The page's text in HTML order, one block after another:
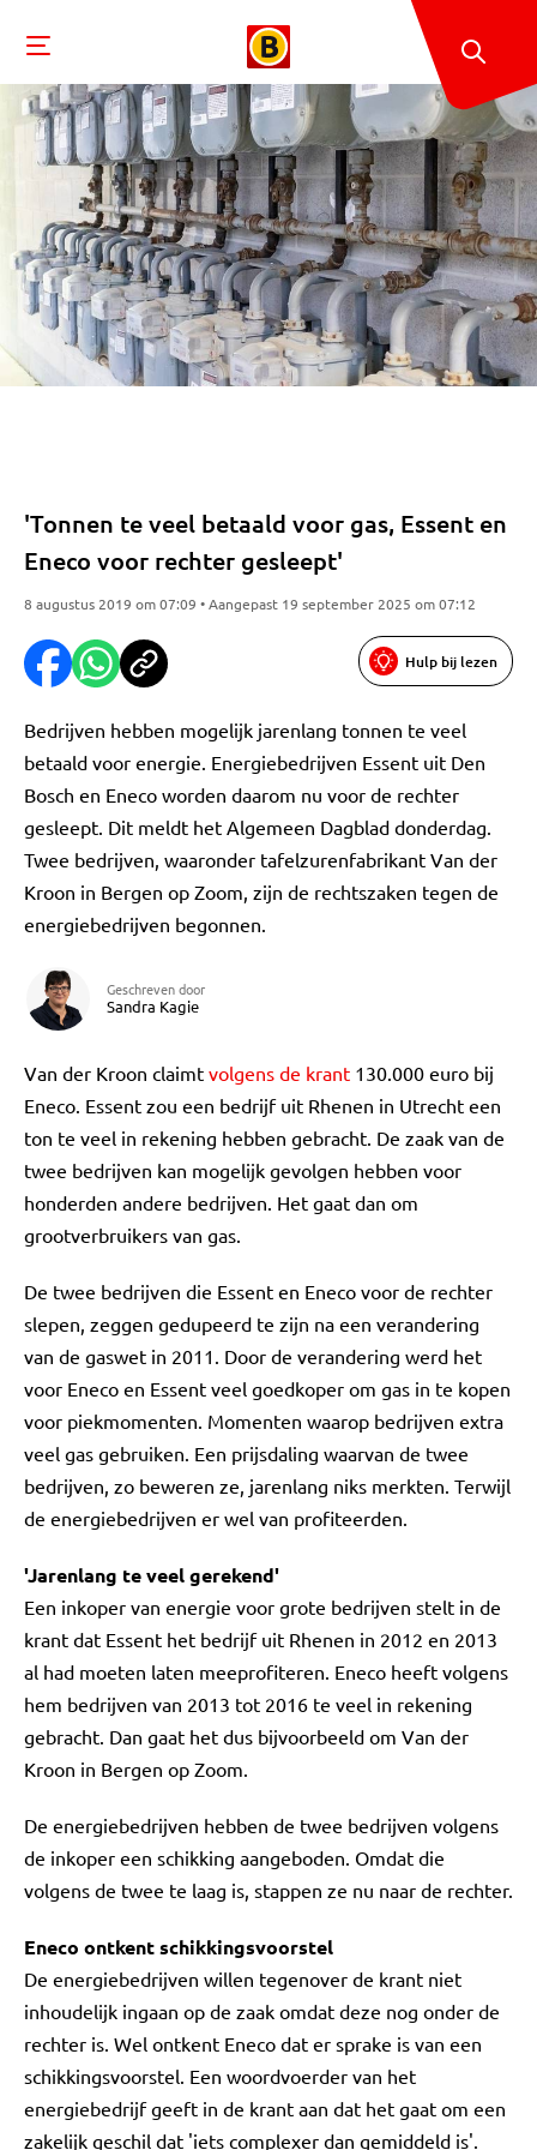
'Tonnen te veel betaald voor gas, Essent en
Eneco voor rechter gesleept'
8 augustus 2019 om 07:09 • Aangepast 19 september 2025 om 07:12
Hulp bij lezen
Bedrijven hebben mogelijk jarenlang tonnen te veel
betaald voor energie. Energiebedrijven Essent uit Den
Bosch en Eneco worden daarom nu voor de rechter
gesleept. Dit meldt het Algemeen Dagblad donderdag.
Twee bedrijven, waaronder tafelzurenfabrikant Van der
Kroon in Bergen op Zoom, zijn de rechtszaken tegen de
energiebedrijven begonnen.
Geschreven door
Sandra Kagie
Van der Kroon claimt volgens de krant 130.000 euro bij
Eneco. Essent zou een bedrijf uit Rhenen in Utrecht een
ton te veel in rekening hebben gebracht. De zaak van de
twee bedrijven kan mogelijk gevolgen hebben voor
honderden andere bedrijven. Het gaat dan om
grootverbruikers van gas.
De twee bedrijven die Essent en Eneco voor de rechter
slepen, zeggen gedupeerd te zijn na een verandering
van de gaswet in 2011. Door de verandering werd het
voor Eneco en Essent veel goedkoper om gas in te kopen
voor piekmomenten. Momenten waarop bedrijven extra
veel gas gebruiken. Een prijsdaling waarvan de twee
bedrijven, zo beweren ze, jarenlang niks merkten. Terwijl
de energiebedrijven er wel van profiteerden.
'Jarenlang te veel gerekend'
Een inkoper van energie voor grote bedrijven stelt in de
krant dat Essent het bedrijf uit Rhenen in 2012 en 2013
al had moeten laten meeprofiteren. Eneco heeft volgens
hem bedrijven van 2013 tot 2016 te veel in rekening
gebracht. Dan gaat het dus bijvoorbeeld om Van der
Kroon in Bergen op Zoom.
De energiebedrijven hebben de twee bedrijven volgens
de inkoper een schikking aangeboden. Omdat die
volgens de twee te laag is, stappen ze nu naar de rechter.
Eneco ontkent schikkingsvoorstel
De energiebedrijven willen tegenover de krant niet
inhoudelijk ingaan op de zaak omdat deze nog onder de
rechter is. Wel ontkent Eneco dat er sprake is van een
schikkingsvoorstel. Een woordvoerder van het
energiebedrijf geeft in de krant aan dat het gaat om een
zakelijk geschil dat 'iets complexer dan gemiddeld is'.